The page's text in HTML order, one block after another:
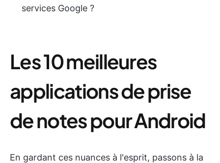
services Google ?
Les 10 meilleures
applications de prise
de notes pour Android
En gardant ces nuances à l'esprit, passons à la